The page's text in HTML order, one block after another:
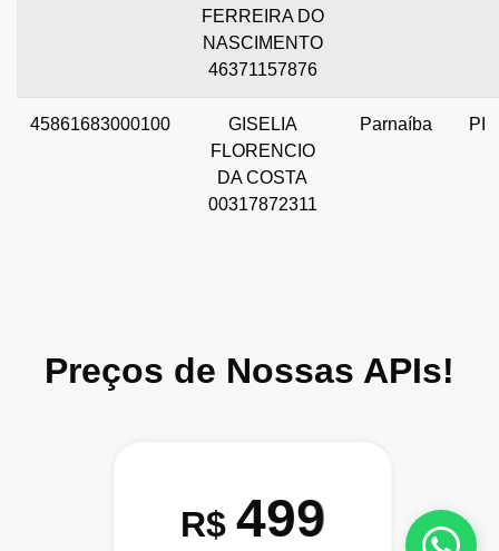
FERREIRA DO
NASCIMENTO
46371157876
45861683000100
GISELIA
FLORENCIO
DA COSTA
00317872311
Parnaíba PI
Preços de Nossas APIs!
R$ 499